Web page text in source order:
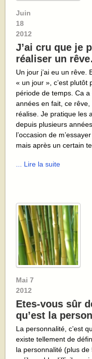
Juin
18
2012
J’ai cru que je
réaliser un
Un jour j’ai eu un rêve.
« un jour », c’est plutôt
période de temps. Ca
années en fait, ce rêve,
réalise. Je pratique les
depuis plusieurs
l’occasion de
mais après un certain
... Lire la suite
Mai 7
2012
Etes-vous sûr
qu’est la
La personnalité, c’est
existe tellement de
la personnalité (plus de